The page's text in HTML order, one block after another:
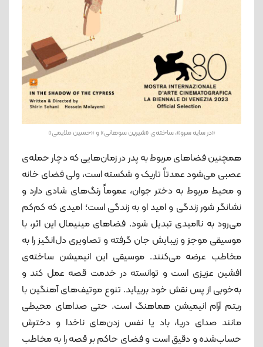
«در سایه سرو»، ساخته‌ی «شیرین سوهانی» و «حسین ملایمی»
همچنین فضاهای مربوط به پدر در زمان‌هایی که دچار حمله‌ی
عصبی می‌شود عمدتاً تاریک و شکسته است، ولی فضای خانه
و محیط مربوط به دختر جوان، عموماً رنگ‌های شادی دارد و
نشانگر شور زندگی و امید او به زندگی است؛ امیدی که کم‌کم
می‌رود به ناامیدی تبدیل شود. فضاهای مینیمال این اثر، با
موسیقی موجز و زیبایش جان گرفته و تصاویری دل‌انگیز را به
مخاطب عرضه می‌کنند. موسیقی این انیمیشن ساخته‌ی
افشین عزیزی است و توانسته در خدمت قصه عمل کند و
به‌خوبی از پس نقش خود بربیاید. تنوع موتیف‌های آهنگین با
ریتم آرام انیمیشن هماهنگ است. حتی صداهای محیطی
مانند صدای دریا، باد یا نفس زدن‌های ناخدا و دخترش
حساب‌شده و دقیق است و فضای حاکم بر قصه را به مخاطب